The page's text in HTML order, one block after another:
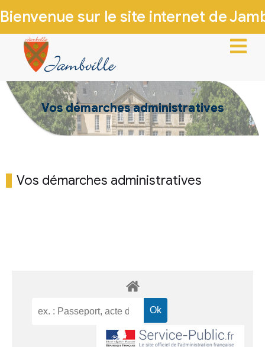
Bienvenue sur le site internet de
ACCUEIL
VIE MUNICIPALE
VIE LOCALE
PATRIMOINE & HISTOIRE
Vos démarches administratives
Vos démarches administratives